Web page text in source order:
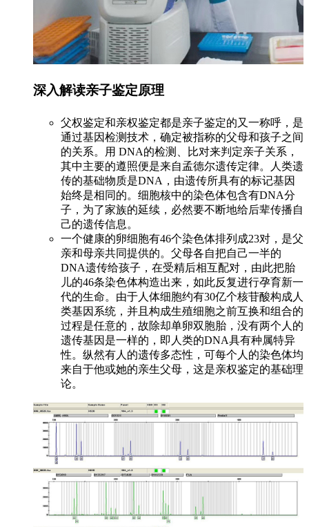
深入解读亲子鉴定原理
父权鉴定和亲权鉴定都是亲子鉴定的又一称呼，是
通过基因检测技术，确定被指称的父母和孩子之间
的关系。用 DNA的检测、比对来判定亲子关系，
其中主要的遵照便是来自孟德尔遗传定律。人类遗
传的基础物质是DNA，由遗传所具有的标记基因
始终是相同的。细胞核中的染色体包含有DNA分
子，为了家族的延续，必然要不断地给后辈传播自
己的遗传信息。
一个健康的卵细胞有46个染色体排列成23对，是父
亲和母亲共同提供的。父母各自把自己一半的
DNA遗传给孩子，在受精后相互配对，由此把胎
儿的46条染色体构造出来，如此反复进行孕育新一
代的生命。由于人体细胞约有30亿个核苷酸构成人
类基因系统，并且构成生殖细胞之前互换和组合的
过程是任意的，故除却单卵双胞胎，没有两个人的
遗传基因是一样的，即人类的DNA具有种属特异
性。纵然有人的遗传多态性，可每个人的染色体均
来自于他或她的亲生父母，这是亲权鉴定的基础理
论。